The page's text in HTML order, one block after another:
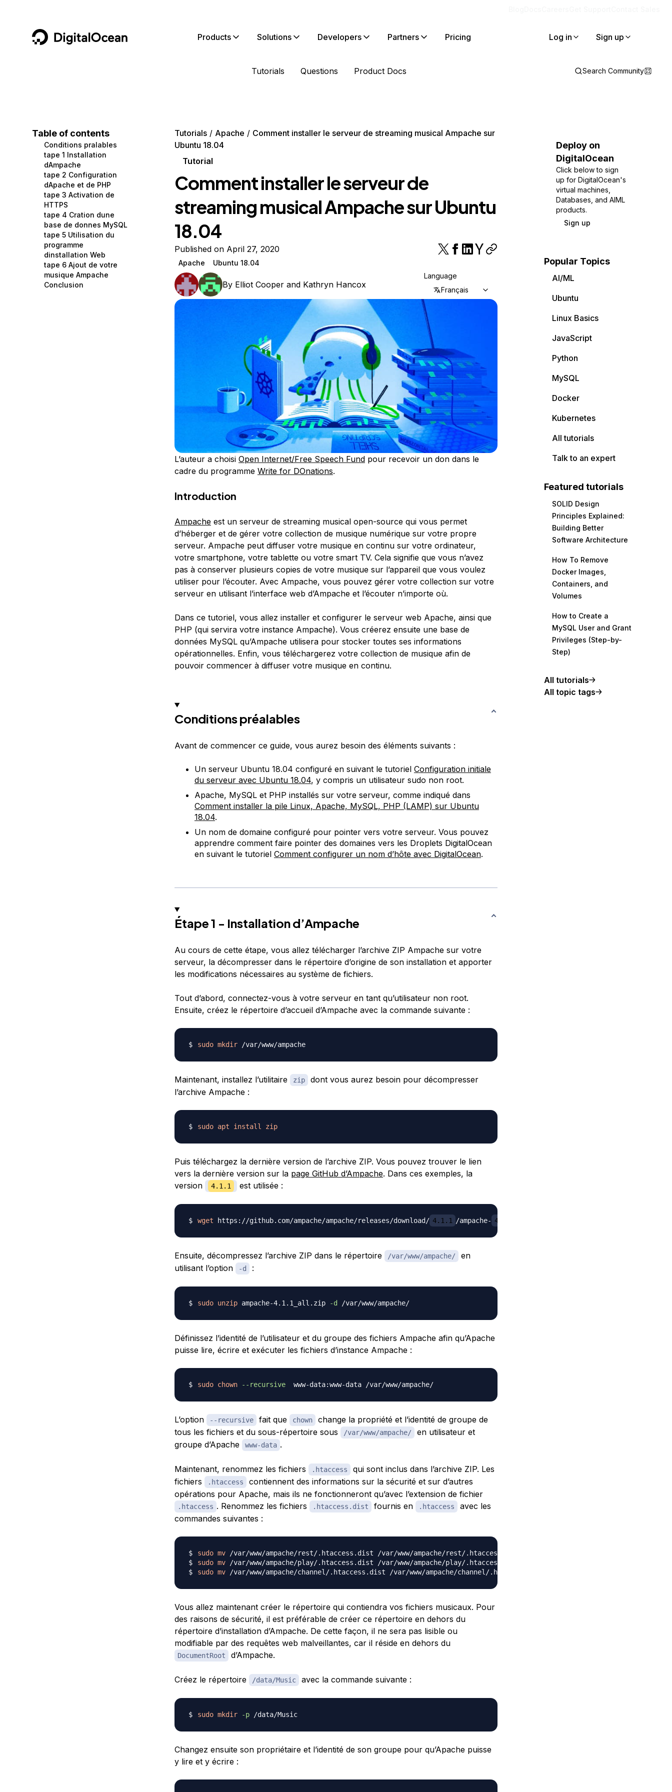
DigitalOcean Products
Containers and Images
Managed Databases
Management and Dev Tools
Networking
Security
Storage
Browse all products
Solutions
Data and IoT
Developer Tools
Gaming and Media
Hosting
Security and Networking
Startups and SMBs
Web and App Platforms
See all solutions
Developers
Developer Tools
Get Involved
Utilities and Help
Partners Pricing Log in Sign up
Tutorials Questions Product Docs Search Community
Table of contents
Conditions pralables
tape 1 Installation
dAmpache
tape 2 Configuration
dApache et de PHP
tape 3 Activation de
HTTPS
tape 4 Cration dune
base de donnes MySQL
tape 5 Utilisation du
programme
dinstallation Web
tape 6 Ajout de votre
musique Ampache
Conclusion
Tutorials Apache
Comment installer le serveur de streaming musical Ampache sur
Ubuntu 18.04
Tutorial
Comment installer le serveur de
streaming musical Ampache sur Ubuntu
18.04
Published on April 27, 2020
Apache Ubuntu 18.04
By Elliot Cooperand Kathryn Hancox
Language
Français
L’auteur a choisi Open Internet/Free Speech Fundpour recevoir un don dans le
cadre du programme Write for DOnations.
Introduction
Ampacheest un serveur de streaming musical open-source qui vous permet
d’héberger et de gérer votre collection de musique numérique sur votre propre
serveur. Ampache peut diffuser votre musique en continu sur votre ordinateur,
votre smartphone, votre tablette ou votre smart TV. Cela signifie que vous n’avez
pas à conserver plusieurs copies de votre musique sur l’appareil que vous voulez
utiliser pour l’écouter. Avec Ampache, vous pouvez gérer votre collection sur votre
serveur en utilisant l’interface web d’Ampache et l’écouter n’importe où.
Dans ce tutoriel, vous allez installer et configurer le serveur web Apache, ainsi que
PHP (qui servira votre instance Ampache). Vous créerez ensuite une base de
données MySQL qu’Ampache utilisera pour stocker toutes ses informations
opérationnelles. Enfin, vous téléchargerez votre collection de musique afin de
pouvoir commencer à diffuser votre musique en continu.
Conditions préalables
Avant de commencer ce guide, vous aurez besoin des éléments suivants :
Un serveur Ubuntu 18.04 configuré en suivant le tutoriel Configuration initiale
du serveur avec Ubuntu 18.04, y compris un utilisateur sudo non root.
Apache, MySQL et PHP installés sur votre serveur, comme indiqué dans
Comment installer la pile Linux, Apache, MySQL, PHP (LAMP) sur Ubuntu
18.04.
Un nom de domaine configuré pour pointer vers votre serveur. Vous pouvez
apprendre comment faire pointer des domaines vers les Droplets DigitalOcean
en suivant le tutoriel Comment configurer un nom d’hôte avec DigitalOcean.
Étape 1 - Installation d’Ampache
Au cours de cette étape, vous allez télécharger l’archive ZIP Ampache sur votre
serveur, la décompresser dans le répertoire d’origine de son installation et apporter
les modifications nécessaires au système de fichiers.
Tout d’abord, connectez-vous à votre serveur en tant qu’utilisateur non root.
Ensuite, créez le répertoire d’accueil d’Ampache avec la commande suivante :
sudo mkdir /var/www/ampache
Maintenant, installez l’utilitaire zip
dont vous aurez besoin pour décompresser
l’archive Ampache :
sudo apt install zip
Puis téléchargez la dernière version de l’archive ZIP. Vous pouvez trouver le lien
vers la dernière version sur la page GitHub d’Ampache. Dans ces exemples, la
version
4.1.1 est utilisée :
wget https://github.com/ampache/ampache/releases/download/ 4.1.1 /ampache- 4.1.1
Ensuite, décompressez l’archive ZIP dans le répertoire /var/www/ampache/
en
utilisant l’option
-d :
sudo unzip ampache-4.1.1_all.zip -d /var/www/ampache/
Définissez l’identité de l’utilisateur et du groupe des fichiers Ampache afin qu’Apache
puisse lire, écrire et exécuter les fichiers d’instance Ampache :
sudo chown --recursive
  www-data:www-data /var/www/ampache/
L’option --recursive fait que chown
change la propriété et l’identité de groupe de
tous les fichiers et du sous-répertoire sous
/var/www/ampache/
en utilisateur et
groupe d’Apache
www-data .
Maintenant, renommez les fichiers .htaccess
qui sont inclus dans l’archive ZIP. Les
fichiers
.htaccess
contiennent des informations sur la sécurité et sur d’autres
opérations pour Apache, mais ils ne fonctionneront qu’avec l’extension de fichier
.htaccess . Renommez les fichiers .htaccess.dist fournis en .htaccess
avec les
commandes suivantes :
sudo mv
sudo mv
sudo mv
Vous allez maintenant créer le répertoire qui contiendra vos fichiers musicaux. Pour
des raisons de sécurité, il est préférable de créer ce répertoire en dehors du
répertoire d’installation d’Ampache. De cette façon, il ne sera pas lisible ou
modifiable par des requêtes web malveillantes, car il réside en dehors du
DocumentRoot d’Ampache.
Créez le répertoire /data/Music avec la commande suivante :
sudo mkdir -p /data/Music
Changez ensuite son propriétaire et l’identité de son groupe pour qu’Apache puisse
y lire et y écrire :
Deploy on
DigitalOcean
Click below to sign
up for DigitalOcean's
virtual machines,
Databases, and AIML
products.
Sign up
Popular Topics
AI/ML
Ubuntu
Linux Basics
JavaScript
Python
MySQL
Docker
Kubernetes
All tutorials
Talk to an expert
Featured tutorials
SOLID Design
Principles Explained:
Building Better
Software Architecture
How To Remove
Docker Images,
Containers, and
Volumes
How to Create a
MySQL User and Grant
Privileges (Step-by-
Step)
All tutorials
All topic tags